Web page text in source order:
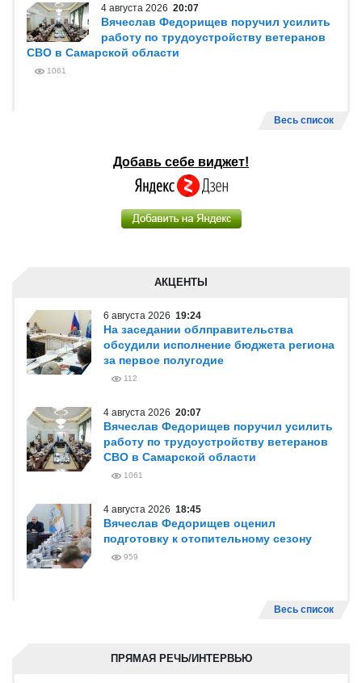
4 августа 2026 20:07
Вячеслав Федорищев поручил усилить
работу по трудоустройству ветеранов
СВО в Самарской области
1061
Весь список
Добавь себе виджет!
АКЦЕНТЫ
6 августа 2026 19:24
На заседании облправительства
обсудили исполнение бюджета региона
за первое полугодие
112
4 августа 2026 20:07
Вячеслав Федорищев поручил усилить
работу по трудоустройству ветеранов
СВО в Самарской области
1061
4 августа 2026 18:45
Вячеслав Федорищев оценил
подготовку к отопительному сезону
959
Весь список
ПРЯМАЯ РЕЧЬ/ИНТЕРВЬЮ